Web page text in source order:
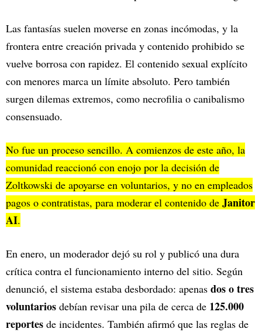
Las fantasías suelen moverse en zonas incómodas, y la
frontera entre creación privada y contenido prohibido se
vuelve borrosa con rapidez. El contenido sexual explícito
con menores marca un límite absoluto. Pero también
surgen dilemas extremos, como necrofilia o canibalismo
consensuado.
No fue un proceso sencillo. A comienzos de este año, la
comunidad reaccionó con enojo por la decisión de
Zoltkowski de apoyarse en voluntarios, y no en empleados
pagos o contratistas, para moderar el contenido de Janitor
AI.
En enero, un moderador dejó su rol y publicó una dura
crítica contra el funcionamiento interno del sitio. Según
denunció, el sistema estaba desbordado: apenas dos o tres
voluntarios debían revisar una pila de cerca de 125.000
reportes de incidentes. También afirmó que las reglas de